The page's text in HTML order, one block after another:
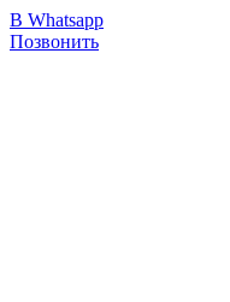
В Whatsapp
Позвонить